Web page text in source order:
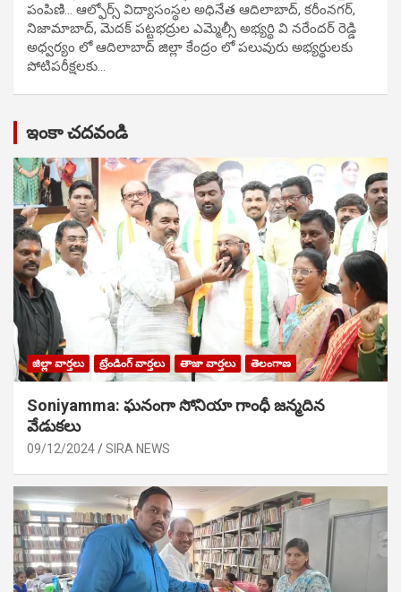
పంపిణి… ఆల్ఫోర్స్ విద్యాసంస్థల అధినేత ఆదిలాబాద్, కరీంనగర్,
నిజామాబాద్, మెదక్ పట్టభద్రుల ఎమ్మెల్సీ అభ్యర్థి వి నరేందర్ రెడ్డి
అధ్వర్యం లో ఆదిలాబాద్ జిల్లా కేంద్రం లో పలువురు అభ్యర్థులకు
పోటిప‌రీక్ష‌ల‌కు…
ఇంకా చదవండి
జిల్లా వార్తలు ట్రేండింగ్ వార్తలు తాజా వార్తలు తెలంగాణ
Soniyamma: ఘ‌నంగా సోనియా గాంధీ జ‌న్మ‌దిన
వేడుక‌లు
09/12/2024 SIRA NEWS